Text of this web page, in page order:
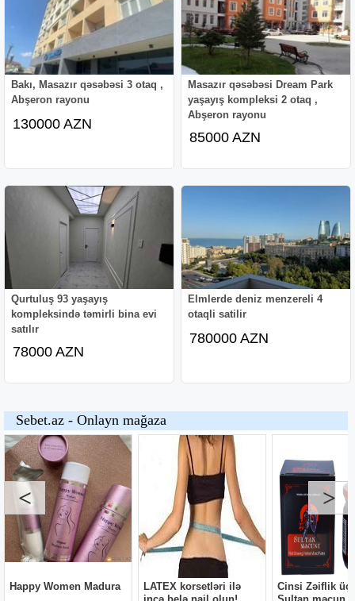
Bakı, Masazır qəsəbəsi 3 otaq ,
Abşeron rayonu
130000 AZN
Masazır qəsəbəsi Dream Park
yaşayış kompleksi 2 otaq ,
Abşeron rayonu
85000 AZN
Qurtuluş 93 yaşayış
kompleksində təmirli bina evi
satılır
78000 AZN
Elmlerde deniz menzereli 4
otaqli satilir
780000 AZN